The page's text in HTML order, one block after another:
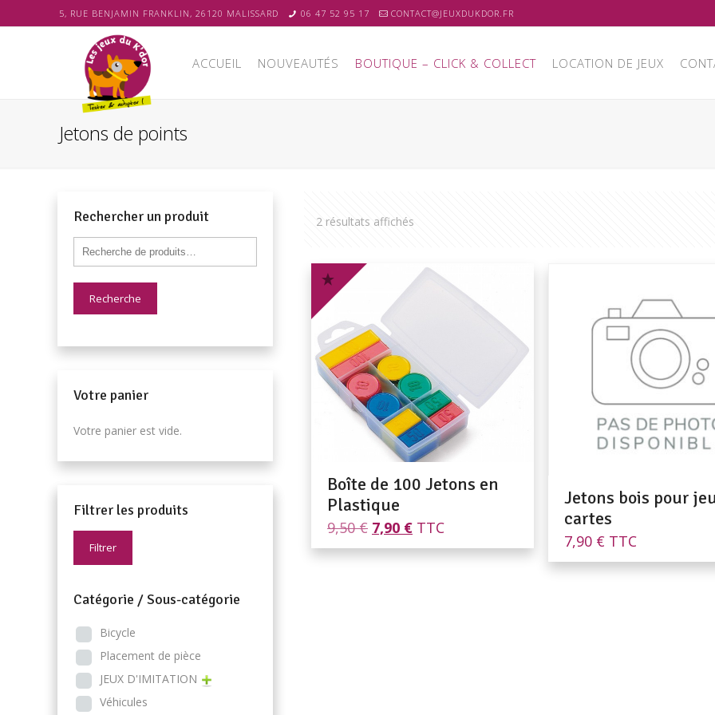
5, RUE BENJAMIN FRANKLIN, 26120 MALISSARD 06 47 52 95 17 CONTACT@JEUXDUKDOR.FR
ACCUEIL NOUVEAUTÉS BOUTIQUE – CLICK & COLLECT LOCATION DE JEUX
Jetons de points
2 résultats affichés
Boîte de 100 Jetons en
Plastique
9,50€ Le
initial
7,90 €Le
actuel
TTC
Jetons bois pour
cartes
7,90 € TTC
Rechercher un produit
Recherche
Votre panier
Votre panier est vide.
Filtrer les produits
Filtrer
Catégorie / Sous-catégorie
Bicycle
Placement de pièce
JEUX D'IMITATION
Véhicules